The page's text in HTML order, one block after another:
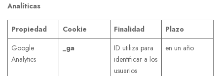
Analíticas
Propiedad Cookie Finalidad
Plazo
Google
Analytics
_ga
ID utiliza para
identificar a los
usuarios
en un año